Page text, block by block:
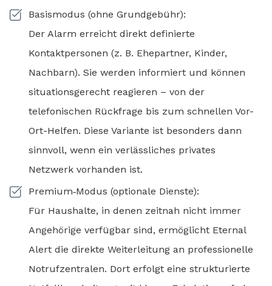
Basismodus (ohne Grundgebühr):
Der Alarm erreicht direkt definierte
Kontaktpersonen (z. B. Ehepartner, Kinder,
Nachbarn). Sie werden informiert und können
situationsgerecht reagieren – von der
telefonischen Rückfrage bis zum schnellen Vor-
Ort-Helfen. Diese Variante ist besonders dann
sinnvoll, wenn ein verlässliches privates
Netzwerk vorhanden ist.
Premium‑Modus (optionale Dienste):
Für Haushalte, in denen zeitnah nicht immer
Angehörige verfügbar sind, ermöglicht Eternal
Alert die direkte Weiterleitung an professionelle
Notrufzentralen. Dort erfolgt eine strukturierte